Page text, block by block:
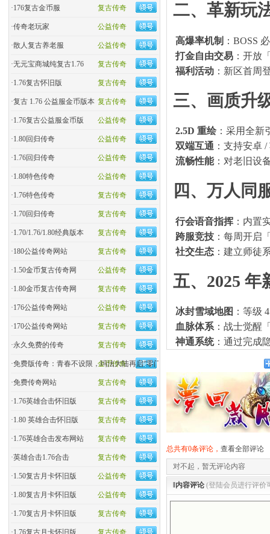
复古传奇
·176复古金币服
公益传奇
·传奇老玩家
公益传奇
·散人复古养老服
复古传奇
·无元宝商城纯复古1.76
复古传奇
·1.76复古怀旧版
复古传奇
·复古 1.76 公益服金币版本
公益传奇
·1.76复古公益服金币版
公益传奇
·1.80回归传奇
公益传奇
·1.76回归传奇
公益传奇
·1.80特色传奇
复古传奇
·1.76特色传奇
复古传奇
·1.70回归传奇
复古传奇
·1.70/1.76/1.80经典版本
复古传奇
·180公益传奇网站
公益传奇
·1.50金币复古传奇网
复古传奇
·1.80金币复古传奇网
公益传奇
·176公益传奇网站
复古传奇
·170公益传奇网站
复古传奇
·永久免费的传奇
金币传奇
·免费版传奇：青春不设限，玛法大陆再启“零门槛”热血
复古传奇
·免费传奇网站
复古传奇
·1.76英雄合击怀旧版
复古传奇
·1.80 英雄合击怀旧版
复古传奇
·1.76英雄合击发布网站
复古传奇
·英雄合击1.76合击
公益传奇
·1.50复古月卡怀旧版
公益传奇
·1.80复古月卡怀旧版
复古传奇
·1.70复古月卡怀旧版
复古传奇
·1.76复古月卡怀旧版
二、革新玩
高爆率机制 ：BOSS
打金自由交易 ：开放
福利活动 ：新区首周
三、 画质升
2.5D 重绘 ：采用全
双端互通 ：支持安卓
流畅性能：对老旧设
四、万人同
行会语音指挥 ：内置
跨服竞技 ：每周开启
社交生态 ：建立师徒
五、 2025 年
冰封雪域地图 ：等级
血脉体系 ：战士觉醒
神通系统：通过完成
总共有0条评论， 查看全部评论
对不起，暂无评论内容
‖内容评论 (登陆会员进行评价